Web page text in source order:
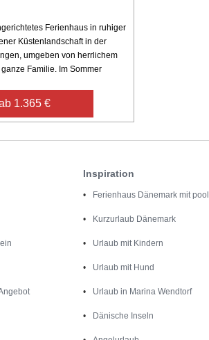
Ferienhaus in ruhiger
Küstenlandschaft in der
umgeben von herrlichem
Familie. Im Sommer
1.365 €
Inspiration
Ferienhaus Dänemark mit pool
Kurzurlaub Dänemark
Urlaub mit Kindern
Urlaub mit Hund
Urlaub in Marina Wendtorf
Dänische Inseln